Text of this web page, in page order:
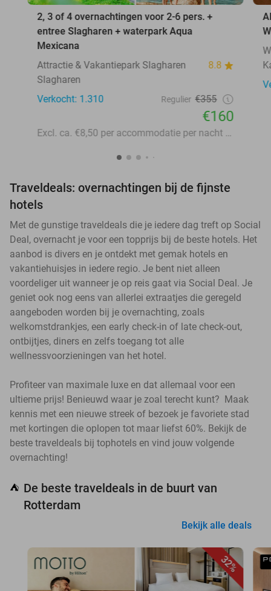
2, 3 of 4 overnachtingen voor 2-6 pers. +
entree Slagharen + waterpark Aqua
Mexicana
Attractie & Vakantiepark Slagharen
8.8
Slagharen
Verkocht: 1.310
Regulier €355
€160
Excl. ca. €8,50 per accommodatie per nacht aan lokale heffingen
Traveldeals: overnachtingen bij de fijnste
hotels
Met de gunstige traveldeals die je iedere dag treft op Social
Deal, overnacht je voor een topprijs bij de beste hotels. Het
aanbod is divers en je ontdekt met gemak hotels en
vakantiehuisjes in iedere regio. Je bent niet alleen
voordeliger uit wanneer je op reis gaat via Social Deal. Je
geniet ook nog eens van allerlei extraatjes die geregeld
aangeboden worden bij je overnachting, zoals
welkomstdrankjes, een early check-in of late check-out,
ontbijtjes, diners en zelfs toegang tot alle
wellnessvoorzieningen van het hotel.
Profiteer van maximale luxe en dat allemaal voor een
ultieme prijs! Benieuwd waar je zoal terecht kunt? Maak
kennis met een nieuwe streek of bezoek je favoriete stad
met kortingen die oplopen tot maar liefst 60%. Bekijk de
beste traveldeals bij tophotels en vind jouw volgende
overnachting!
⛺ De beste traveldeals in de buurt van
Rotterdam
Bekijk alle deals
32%